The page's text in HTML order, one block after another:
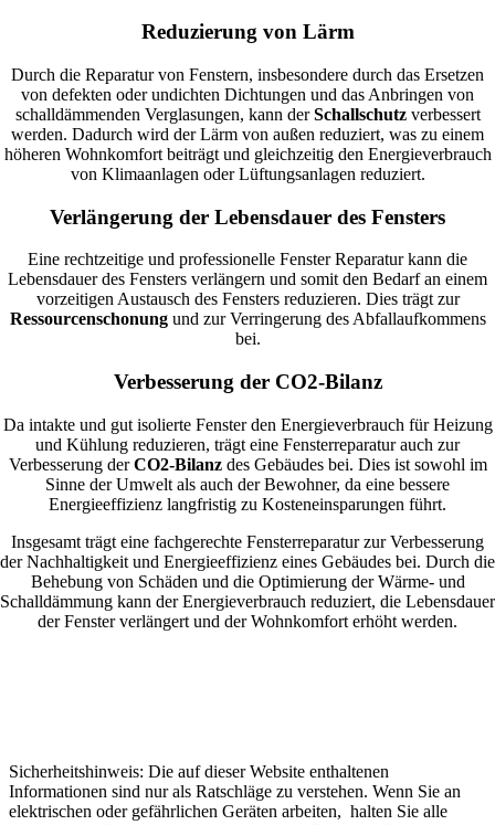
Reduzierung von Lärm
Durch die Reparatur von Fenstern, insbesondere durch das Ersetzen
von defekten oder undichten Dichtungen und das Anbringen von
schalldämmenden Verglasungen, kann derSchallschutzverbessert
werden. Dadurch wird der Lärm von außen reduziert, was zu einem
höheren Wohnkomfort beiträgt und gleichzeitig den Energieverbrauch
von Klimaanlagen oder Lüftungsanlagen reduziert.
Verlängerung der Lebensdauer des Fensters
Eine rechtzeitige und professionelle Fenster Reparatur kann die
Lebensdauer des Fensters verlängern und somit den Bedarf an einem
vorzeitigen Austausch des Fensters reduzieren. Dies trägt zur
Ressourcenschonungund zur Verringerung des Abfallaufkommens
bei.
Verbesserung der CO2-Bilanz
Da intakte und gut isolierte Fenster den Energieverbrauch für Heizung
und Kühlung reduzieren, trägt eine Fensterreparatur auch zur
Verbesserung derCO2-Bilanzdes Gebäudes bei. Dies ist sowohl im
Sinne der Umwelt als auch der Bewohner, da eine bessere
Energieeffizienz langfristig zu Kosteneinsparungen führt.
Insgesamt trägt eine fachgerechte Fensterreparatur zur Verbesserung
der Nachhaltigkeit und Energieeffizienz eines Gebäudes bei. Durch die
Behebung von Schäden und die Optimierung der Wärme- und
Schalldämmung kann der Energieverbrauch reduziert, die Lebensdauer
der Fenster verlängert und der Wohnkomfort erhöht werden.
Sicherheitshinweis: Die auf dieser Website enthaltenen
Informationen sind nur als Ratschläge zu verstehen. Wenn Sie an
elektrischen oder gefährlichen Geräten arbeiten, halten Sie alle